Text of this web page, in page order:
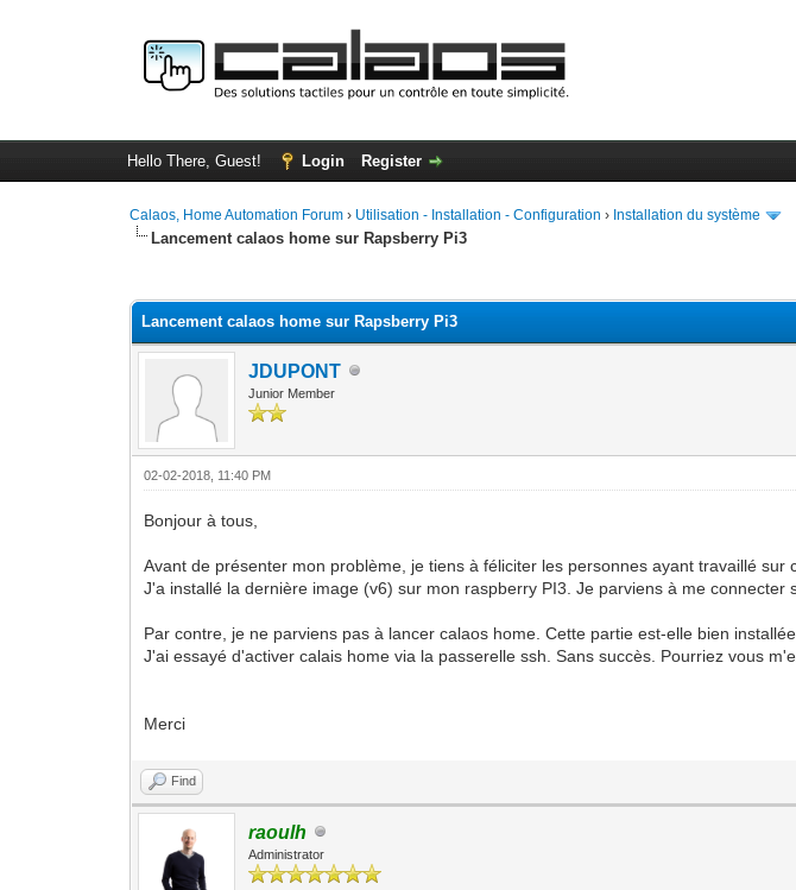
Hello There, Guest! Login Register
Calaos, Home Automation Forum › Utilisation - Installation - Configuration › Installation du système
Lancement calaos home sur Rapsberry Pi3
Lancement calaos home sur Rapsberry Pi3
JDUPONT
Junior Member
02-02-2018, 11:40 PM
Bonjour à tous,
Avant de présenter mon problème, je tiens à féliciter les personnes ayant travaillé sur
J'a installé la dernière image (v6) sur mon raspberry PI3. Je parviens à me connecter
Par contre, je ne parviens pas à lancer calaos home. Cette partie est-elle bien
J'ai essayé d'activer calais home via la passerelle ssh. Sans succès. Pourriez vous
Merci
Find
raoulh
Administrator